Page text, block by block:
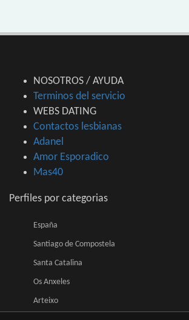
NOSOTROS / AYUDA
Terminos del servicio
WEBS DATING
Contactos lesbianas
Adanel
Amor Esporadico
Mas40
Perfiles por categorias
España
Santiago de Compostela
Santa Catalina
Os Anxeles
Arteixo